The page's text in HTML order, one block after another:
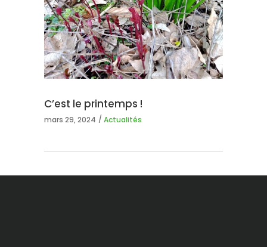
C’est le printemps !
mars 29, 2024 Actualités